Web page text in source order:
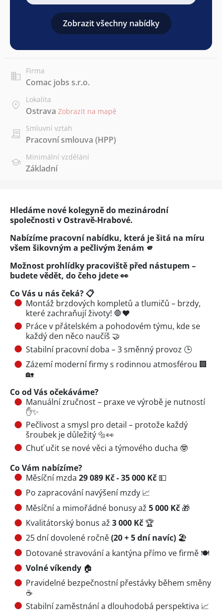
Zobrazit všechny nabídky
Firma
Comac jobs s.r.o.
Lokalita
Ostrava Zobrazit na mapě
Smluvní vztah
Pracovní smlouva (HPP)
Minimální vzdělání
Základní
Hledáme nové kolegyně do mezinárodní
společnosti v Ostravě-Hrabové.
Nabízíme pracovní nabídku, která je šitá na míru
všem šikovným a pečlivým ženám 🫵
Možnost prohlídky pracoviště před nástupem –
budete vědět, do čeho jdete 👀
Co Vás u nás čeká? 📋
Montáž brzdových kompletů a tlumičů – brzdy,
které zachraňují životy! 🛑❤️
Práce v přátelském a pohodovém týmu, kde se
každý den něco naučíš 🤝
Stabilní pracovní doba – 3 směnný provoz 🕒
Zázemí moderní firmy s rodinnou atmosférou 🏢
🏡
Co od Vás očekáváme?
Manuální zručnost – praxe ve výrobě je nutností
✋✨
Pečlivost a smysl pro detail – protože každý
šroubek je důležitý 🔩👀
Chuť učit se nové věci a týmového ducha 🤓
Co Vám nabízíme?
Měsíční mzda 29 089 Kč - 35 000 Kč 💵
Po zapracování navýšení mzdy 📈
Měsíční a mimořádné bonusy až 5 000 Kč 🎁
Kvalitátorský bonus až 3 000 Kč 🏆
25 dní dovolené ročně(20 + 5 dní navíc) 🏖
Dotované stravování a kantýna přímo ve firmě 🍽
Volné víkendy 🏠
Pravidelné bezpečnostní přestávky během směny
☕
Stabilní zaměstnání a dlouhodobá perspektiva 📈